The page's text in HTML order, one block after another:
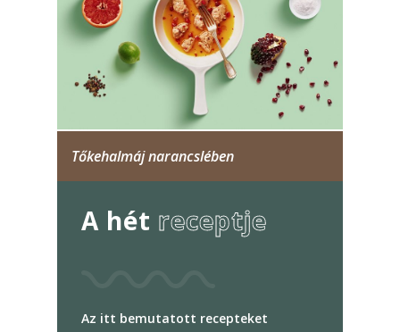
Tőkehalmáj narancslében
A hét receptje
Az itt bemutatott recepteket